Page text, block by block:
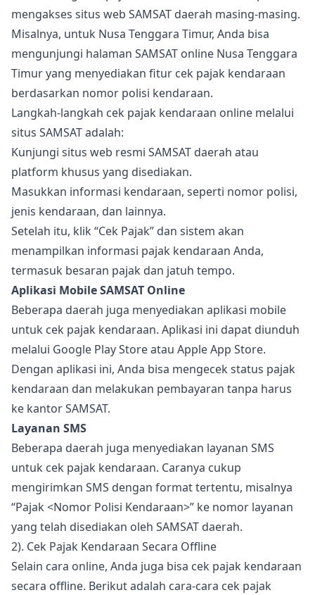
mengakses situs web SAMSAT daerah masing-masing.
Misalnya, untuk Nusa Tenggara Timur, Anda bisa
mengunjungi halaman SAMSAT online Nusa Tenggara
Timur yang menyediakan fitur cek pajak kendaraan
berdasarkan nomor polisi kendaraan.
Langkah-langkah cek pajak kendaraan online melalui
situs SAMSAT adalah:
Kunjungi situs web resmi SAMSAT daerah atau
platform khusus yang disediakan.
Masukkan informasi kendaraan, seperti nomor polisi,
jenis kendaraan, dan lainnya.
Setelah itu, klik “Cek Pajak” dan sistem akan
menampilkan informasi pajak kendaraan Anda,
termasuk besaran pajak dan jatuh tempo.
Aplikasi Mobile SAMSAT Online
Beberapa daerah juga menyediakan aplikasi mobile
untuk cek pajak kendaraan. Aplikasi ini dapat diunduh
melalui Google Play Store atau Apple App Store.
Dengan aplikasi ini, Anda bisa mengecek status pajak
kendaraan dan melakukan pembayaran tanpa harus
ke kantor SAMSAT.
Layanan SMS
Beberapa daerah juga menyediakan layanan SMS
untuk cek pajak kendaraan. Caranya cukup
mengirimkan SMS dengan format tertentu, misalnya
“Pajak <Nomor Polisi Kendaraan>” ke nomor layanan
yang telah disediakan oleh SAMSAT daerah.
2). Cek Pajak Kendaraan Secara Offline
Selain cara online, Anda juga bisa cek pajak kendaraan
secara offline. Berikut adalah cara-cara cek pajak